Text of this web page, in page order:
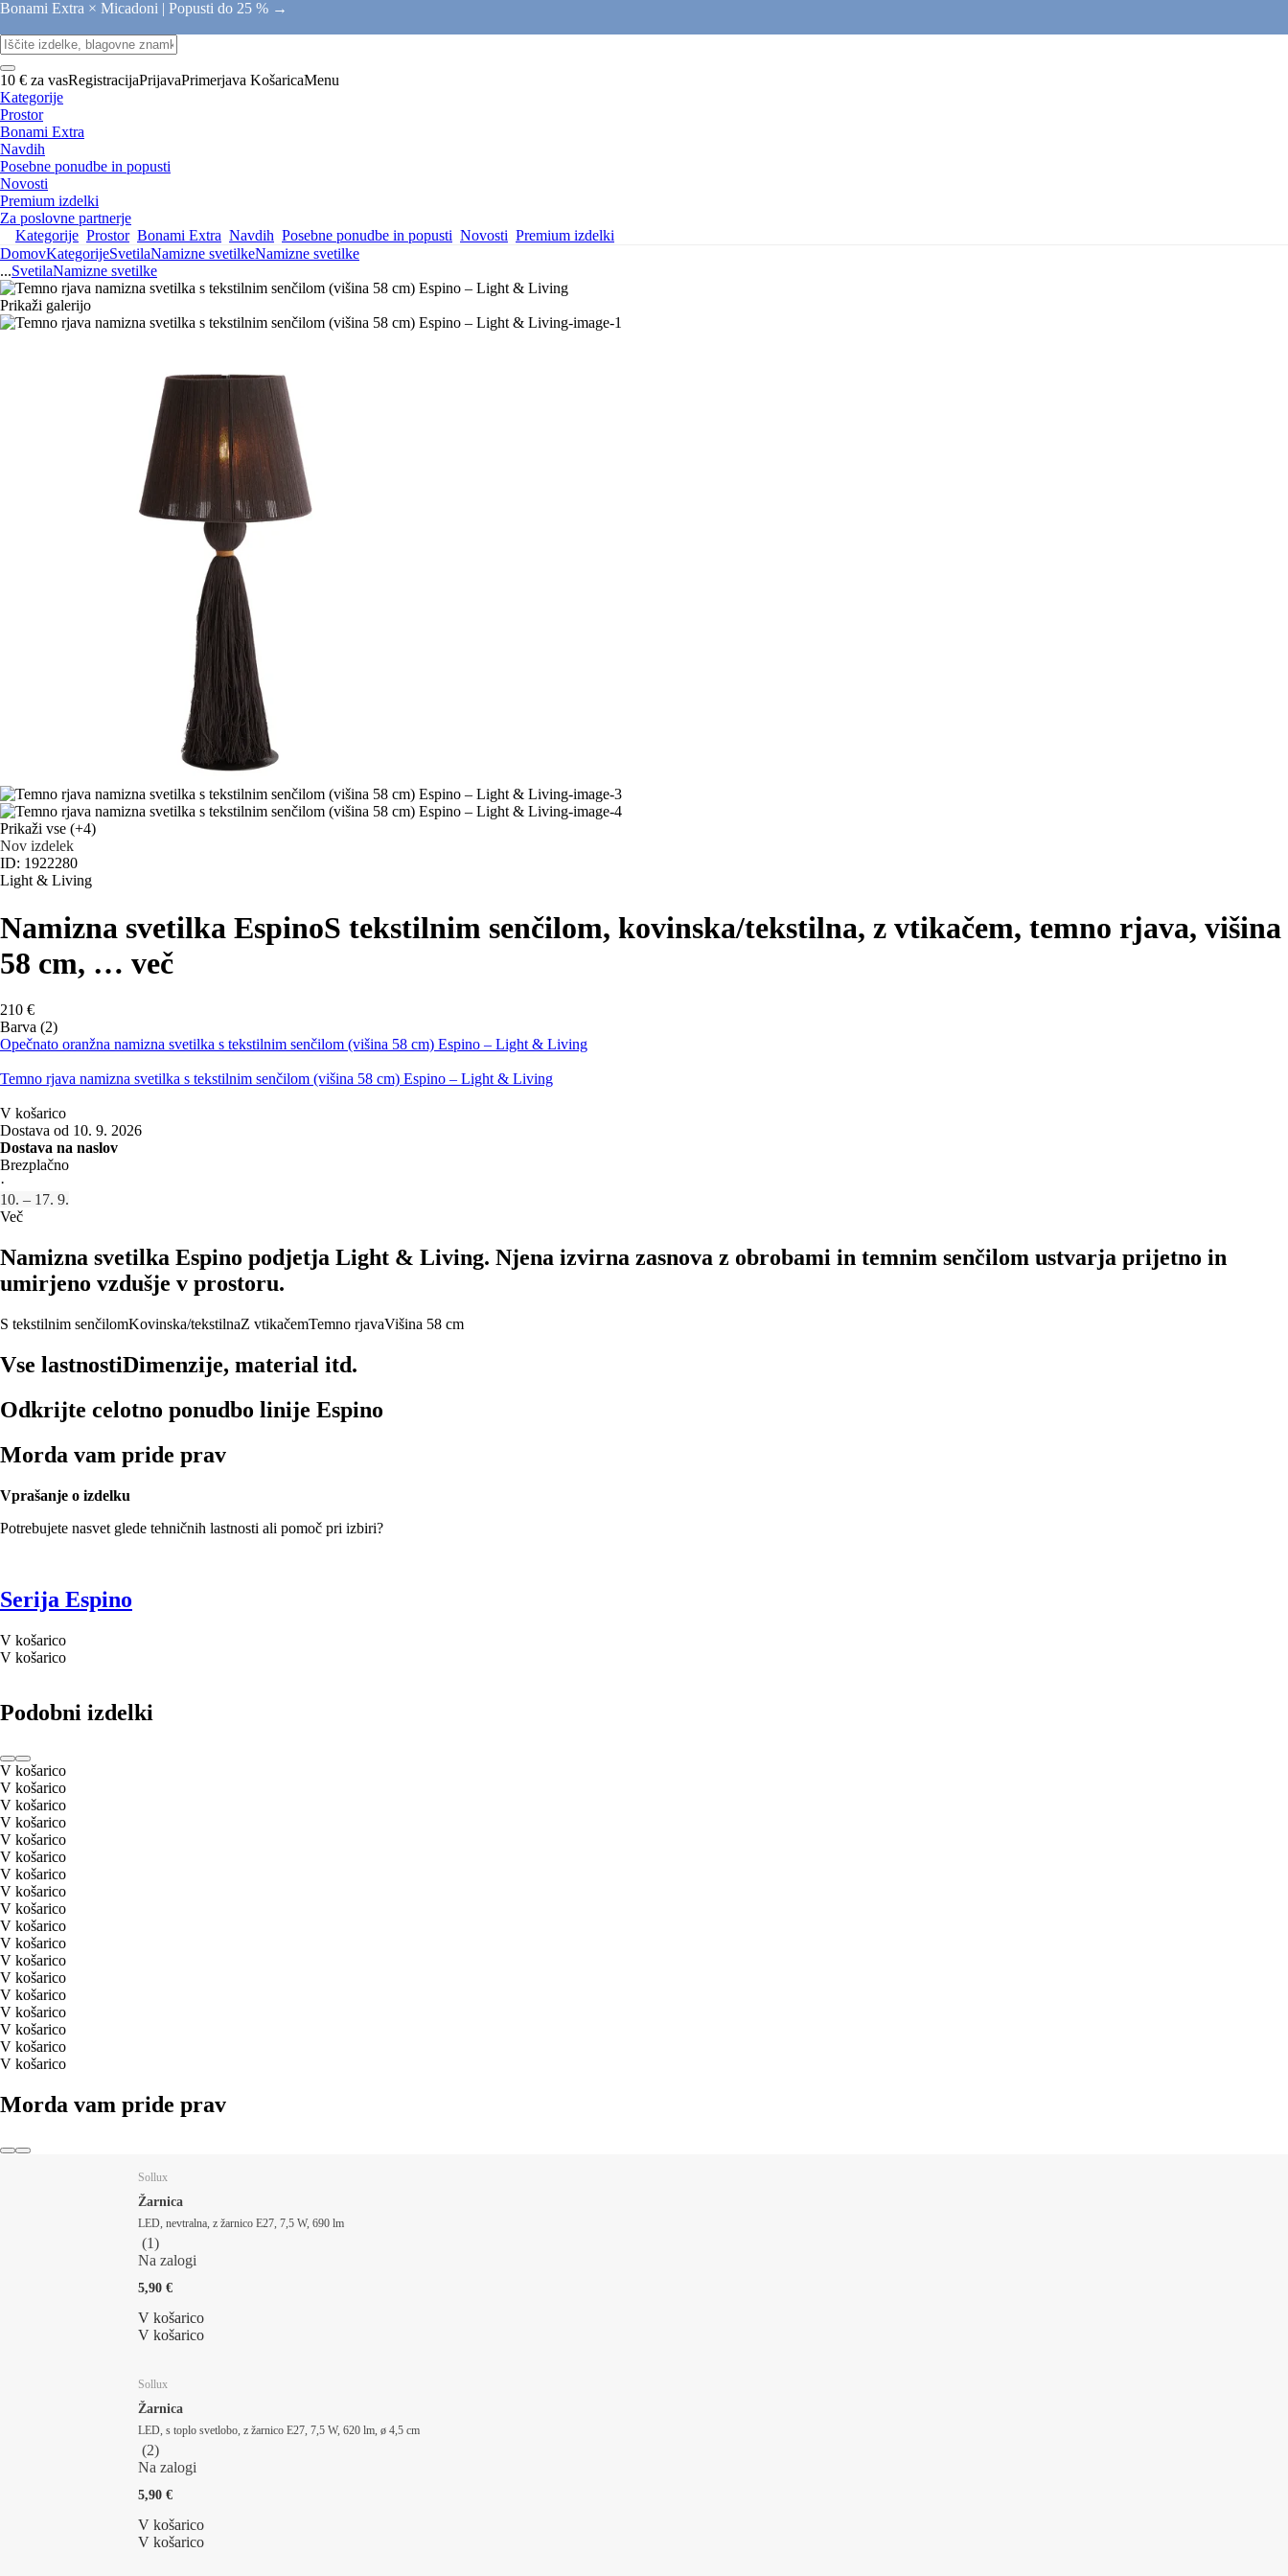
Bonami Extra × Micadoni | Popusti do 25 % →
10 € za vasRegistracijaPrijavaPrimerjava KošaricaMenu
Kategorije
Prostor
Bonami Extra
Navdih
Posebne ponudbe in popusti
Novosti
Premium izdelki
Za poslovne partnerje
Kategorije Prostor Bonami Extra Navdih Posebne ponudbe in popusti Novosti Premium izdelki
DomovKategorijeSvetilaNamizne svetilkeNamizne svetilke
...SvetilaNamizne svetilke
Prikaži galerijo
Prikaži vse (+4)
Nov izdelek
ID: 1922280
Light & Living
Namizna svetilka EspinoS tekstilnim senčilom, kovinska/tekstilna, z vtikačem, temno rjava, višina
58 cm, … več
210 €
Barva (2)
Opečnato oranžna namizna svetilka s tekstilnim senčilom (višina 58 cm) Espino – Light & Living
Temno rjava namizna svetilka s tekstilnim senčilom (višina 58 cm) Espino – Light & Living
V košarico
Dostava od 10. 9. 2026
Dostava na naslov
Brezplačno
·
10. – 17. 9.
Več
Namizna svetilka Espino podjetja Light & Living. Njena izvirna zasnova z obrobami in temnim senčilom ustvarja prijetno in
umirjeno vzdušje v prostoru.
S tekstilnim senčilomKovinska/tekstilnaZ vtikačemTemno rjavaVišina 58 cm
Vse lastnostiDimenzije, material itd.
Odkrijte celotno ponudbo linije Espino
Morda vam pride prav
Vprašanje o izdelku
Potrebujete nasvet glede tehničnih lastnosti ali pomoč pri izbiri?
Serija Espino
V košarico
V košarico
Podobni izdelki
V košarico
V košarico
V košarico
V košarico
V košarico
V košarico
V košarico
V košarico
V košarico
V košarico
V košarico
V košarico
V košarico
V košarico
V košarico
V košarico
V košarico
V košarico
Morda vam pride prav
Sollux
Žarnica
LED, nevtralna, z žarnico E27, 7,5 W, 690 lm
(1)
Na zalogi
5,90 €
V košarico
V košarico
Sollux
Žarnica
LED, s toplo svetlobo, z žarnico E27, 7,5 W, 620 lm, ø 4,5 cm
(2)
Na zalogi
5,90 €
V košarico
V košarico